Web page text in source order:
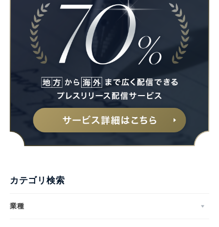
カテゴリ検索
業種